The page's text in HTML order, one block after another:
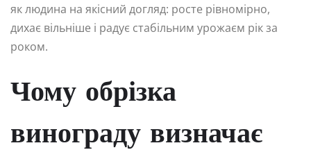
як людина на якісний догляд: росте рівномірно,
дихає вільніше і радує стабільним урожаєм рік за
роком.
Чому обрізка
винограду визначає